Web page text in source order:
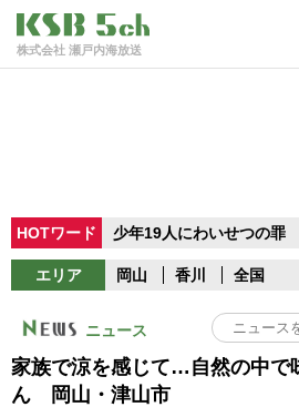
株式会社 瀬戸内海放送
HOTワード 少年19人にわいせつの罪
エリア 岡山 香川 全国
ニュース
家族で涼を感じて…自然の中で
ん 岡山・津山市